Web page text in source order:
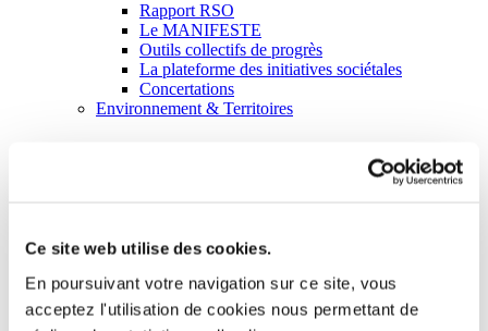
Ce site web utilise des cookies.
En poursuivant votre navigation sur ce site, vous
acceptez l'utilisation de cookies nous permettant de
Rapport RSO
Le MANIFESTE
Outils collectifs de progrès
La plateforme des initiatives sociétales
Concertations
Environnement & Territoires